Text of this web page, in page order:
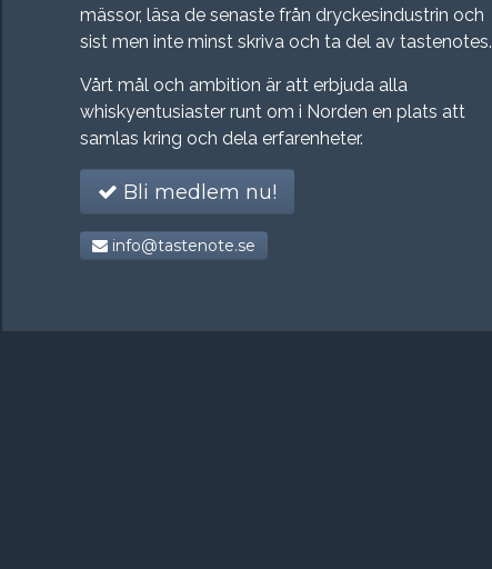
mässor, läsa de senaste från dryckesindustrin och
sist men inte minst skriva och ta del av tastenotes.
Vårt mål och ambition är att erbjuda alla
whiskyentusiaster runt om i Norden en plats att
samlas kring och dela erfarenheter.
Bli medlem nu!
info@tastenote.se